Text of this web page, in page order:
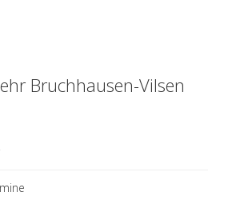
Bruchhausen-Vilsen